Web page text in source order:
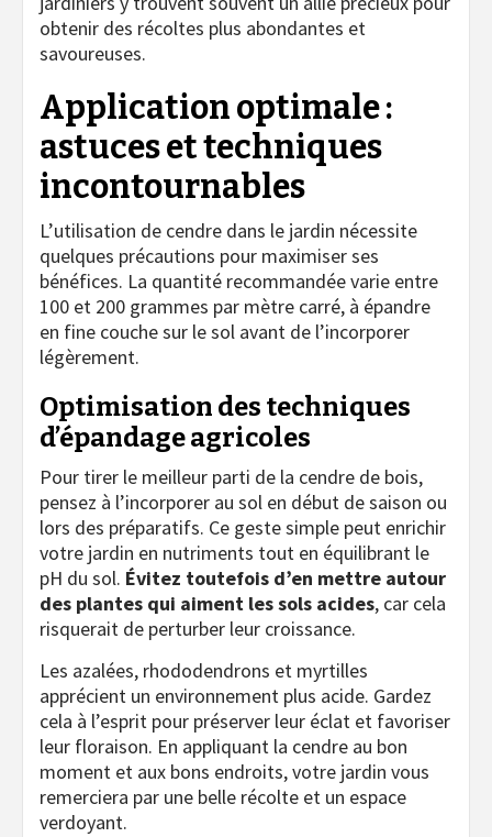
obtenir des récoltes plus abondantes et
savoureuses.
Application optimale :
astuces et techniques
incontournables
L’utilisation de cendre dans le jardin nécessite
quelques précautions pour maximiser ses
bénéfices. La quantité recommandée varie entre
100 et 200 grammes par mètre carré, à épandre
en fine couche sur le sol avant de l’incorporer
légèrement.
Optimisation des techniques
d’épandage agricoles
Pour tirer le meilleur parti de la cendre de bois,
pensez à l’incorporer au sol en début de saison ou
lors des préparatifs. Ce geste simple peut enrichir
votre jardin en nutriments tout en équilibrant le
pH du sol. Évitez toutefois d’en mettre autour
des plantes qui aiment les sols acides, car cela
risquerait de perturber leur croissance.
Les azalées, rhododendrons et myrtilles
apprécient un environnement plus acide. Gardez
cela à l’esprit pour préserver leur éclat et favoriser
leur floraison. En appliquant la cendre au bon
moment et aux bons endroits, votre jardin vous
remerciera par une belle récolte et un espace
verdoyant.